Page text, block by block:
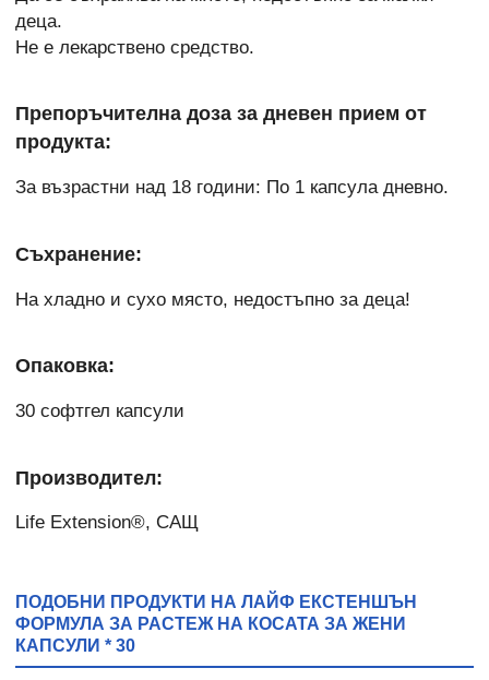
деца.
Не е лекарствено средство.
Препоръчителна доза за дневен прием от
продукта:
За възрастни над 18 години: По 1 капсула дневно.
Съхранение:
На хладно и сухо място, недостъпно за деца!
Опаковка:
30 софтгел капсули
Производител:
Life Extension®, САЩ
ПОДОБНИ ПРОДУКТИ НА ЛАЙФ ЕКСТЕНШЪН
ФОРМУЛА ЗА РАСТЕЖ НА КОСАТА ЗА ЖЕНИ
КАПСУЛИ * 30